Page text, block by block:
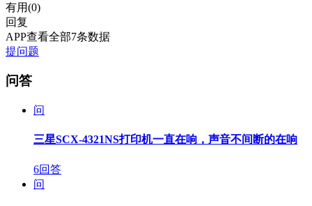
有用(0)
回复
APP查看全部7条数据
提问题
问答
问
三星SCX-4321NS打印机一直在响，声音不间断的在响
6回答
问